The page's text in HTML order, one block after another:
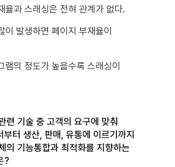
율과 스래싱은 전혀 관계가 없다.
이 발생하면 페이지 부재율이
램의 정도가 높을수록 스래싱이
련 기술 중 고객의 요구에 맞춰
부터 생산, 판매, 유통에 이르기까지
의 기능통합과 최적화를 지향하는
?